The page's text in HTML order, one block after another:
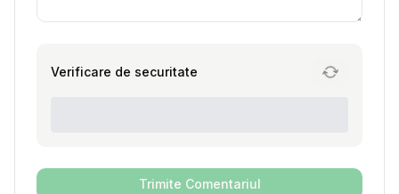
Verificare de securitate
Trimite Comentariul